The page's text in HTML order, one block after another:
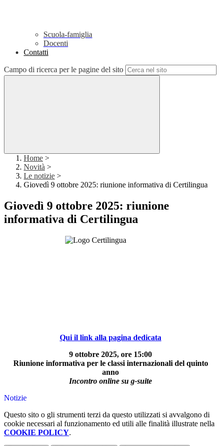
Scuola-famiglia
Docenti
Contatti
Campo di ricerca per le pagine del sito
Home >
Novità >
Le notizie >
Giovedì 9 ottobre 2025: riunione informativa di Certilingua
Giovedì 9 ottobre 2025: riunione
informativa di Certilingua
Qui il link alla pagina dedicata
9 ottobre 2025, ore 15:00
Riunione informativa per le classi internazionali del quinto
anno
Incontro online su g-suite
Notizie
Questo sito o gli strumenti terzi da questo utilizzati si avvalgono di
cookie necessari al funzionamento ed utili alle finalità illustrate nella
COOKIE POLICY.